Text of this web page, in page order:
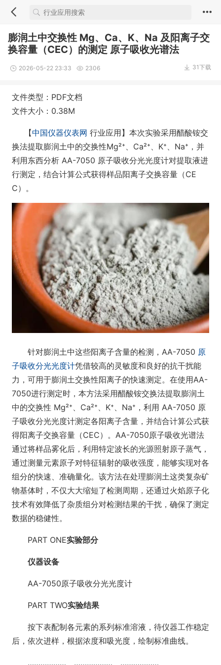
膨润土中交换性 Mg、Ca、K、Na 及阳离子交
换容量（CEC）的测定 原子吸收光谱法
2026-05-22 23:33 2306 31下载
文件类型：PDF文档
文件大小：0.38M
【中国仪器仪表网 行业应用】本次实验采用醋酸铵交
换法提取膨润土中的交换性Mg²⁺、Ca²⁺、K⁺、Na⁺，并
利用东西分析 AA-7050 原子吸收分光光度计对提取液进
行测定，结合计算公式获得样品阳离子交换容量（CE
C）。
针对膨润土中这些阳离子含量的检测，AA-7050 原
子吸收分光光度计凭借较高的灵敏度和良好的抗干扰能
力，可用于膨润土交换性阳离子的快速测定。在使用AA-
7050进行测定时，本方法采用醋酸铵交换法提取膨润土
中的交换性 Mg²⁺、Ca²⁺、K⁺、Na⁺，利用 AA-7050 原
子吸收分光光度计测定各阳离子含量，并结合计算公式获
得阳离子交换容量（CEC）。AA-7050原子吸收光谱法
通过将样品雾化后，利用特定波长的光源照射原子蒸气，
通过测量元素原子对特征辐射的吸收强度，能够实现对各
组分的快速、准确量化。该方法在处理膨润土这类复杂矿
物基体时，不仅大大缩短了检测周期，还通过火焰原子化
技术有效降低了杂质组分对检测结果的干扰，确保了测定
数据的稳健性。
PART ONE实验部分
仪器设备
AA-7050原子吸收分光光度计
PART TWO实验结果
按下表配制各元素的系列标准溶液，待仪器工作稳定
后，依次进样，根据浓度和吸光度，绘制标准曲线。
……………… ……………… ………………